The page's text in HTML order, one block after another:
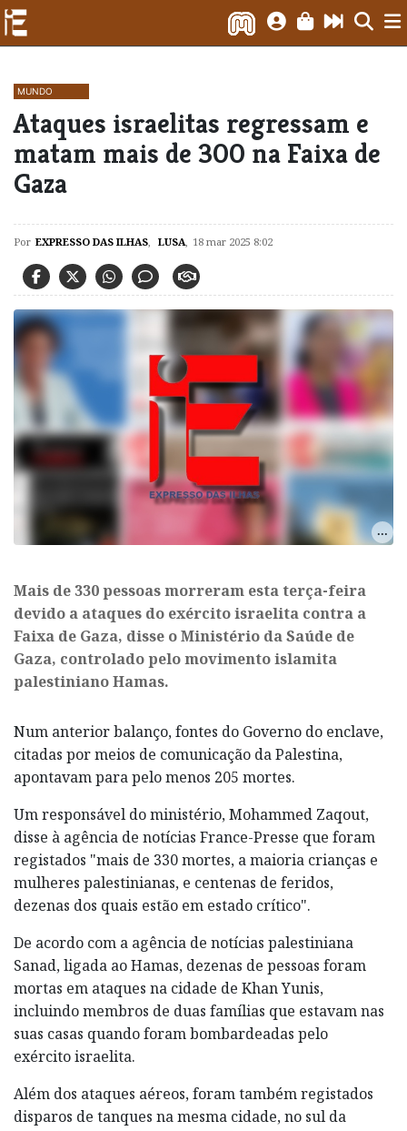
MUNDO
Ataques israelitas regressam e
matam mais de 300 na Faixa de
Gaza
Por EXPRESSO DAS ILHAS, LUSA, 18 mar 2025 8:02
Mais de 330 pessoas morreram esta terça-feira
devido a ataques do exército israelita contra a
Faixa de Gaza, disse o Ministério da Saúde de
Gaza, controlado pelo movimento islamita
palestiniano Hamas.
Num anterior balanço, fontes do Governo do enclave,
citadas por meios de comunicação da Palestina,
apontavam para pelo menos 205 mortes.
Um responsável do ministério, Mohammed Zaqout,
disse à agência de notícias France-Presse que foram
registados "mais de 330 mortes, a maioria crianças e
mulheres palestinianas, e centenas de feridos,
dezenas dos quais estão em estado crítico".
De acordo com a agência de notícias palestiniana
Sanad, ligada ao Hamas, dezenas de pessoas foram
mortas em ataques na cidade de Khan Yunis,
incluindo membros de duas famílias que estavam nas
suas casas quando foram bombardeadas pelo
exército israelita.
Além dos ataques aéreos, foram também registados
disparos de tanques na mesma cidade, no sul da